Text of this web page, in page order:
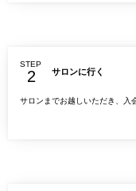
STEP
サロンに行く
サロンまでお越しいただき、入